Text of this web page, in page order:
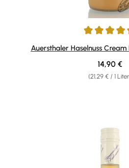
Durchschnittliche Bewertung von
Auersthaler Haselnuss Cream
(21,29 € / 1
Regulärer
14,90 €